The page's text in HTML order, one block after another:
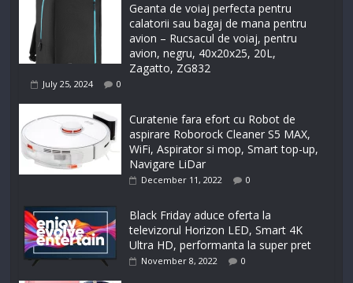
Geanta de voiaj perfecta pentru
calatorii sau bagaj de mana pentru
avion – Rucsacul de voiaj, pentru
avion, negru, 40x20x25, 20L,
Zagatto, ZG832
July 25, 2024 0
Curatenie fara efort cu Robot de
aspirare Roborock Cleaner S5 MAX,
WiFi, Aspirator si mop, Smart top-up,
Navigare LiDar
December 11, 2022 0
Black Friday aduce oferta la
televizorul Horizon LED, Smart 4K
Ultra HD, performanta la super pret
November 8, 2022 0